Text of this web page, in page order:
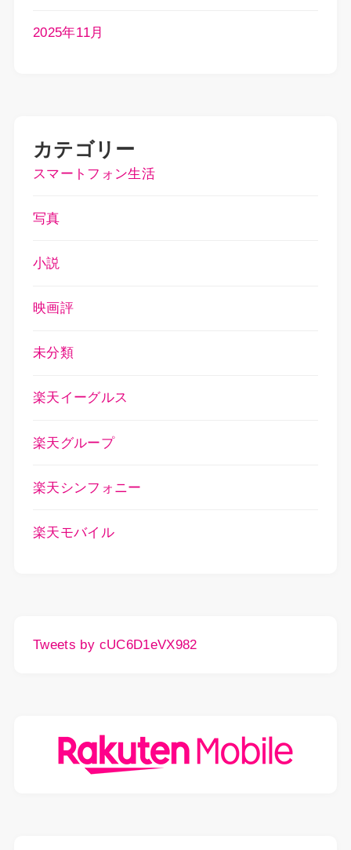
2025年11月
カテゴリー
スマートフォン生活
写真
小説
映画評
未分類
楽天イーグルス
楽天グループ
楽天シンフォニー
楽天モバイル
Tweets by cUC6D1eVX982